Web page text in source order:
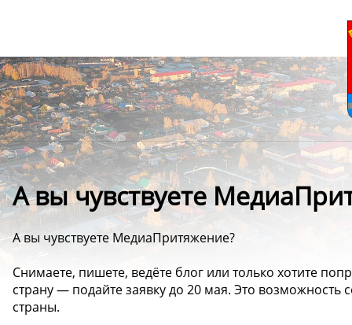
А вы чувствуете
А вы чувствуете МедиаПритяжение?
Снимаете, пишете, ведёте блог или только хотите
страну — подайте заявку до 20 мая. Это
страны.